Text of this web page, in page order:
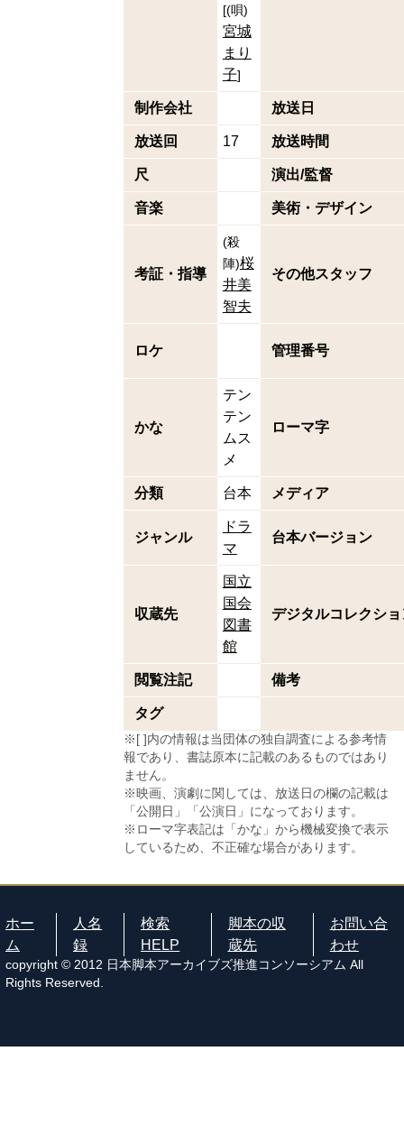
[(唄)
宮城
まり
子]
制作会社 放送日
放送回 17 放送時間
尺 演出/監督
音楽 美術・デザイン
考証・指導
(殺
陣)桜
井美
智夫
その他スタッフ
ロケ 管理番号
かな
テン
テン
ムス
メ
ローマ字
分類 台本 メディア
ジャンル
ドラ
マ
台本バージョン
収蔵先
国立
国会
図書
館
デジタルコレクショ
閲覧注記 備考
タグ
※[ ]内の情報は当団体の独自調査による参考情
報であり、書誌原本に記載のあるものではあり
ません。
※映画、演劇に関しては、放送日の欄の記載は
「公開日」「公演日」になっております。
※ローマ字表記は「かな」から機械変換で表示
しているため、不正確な場合があります。
ホー
ム
人名
録
検索
HELP
脚本の収
蔵先
お問い合
わせ
copyright © 2012 日本脚本アーカイブズ推進コンソーシアム All
Rights Reserved.